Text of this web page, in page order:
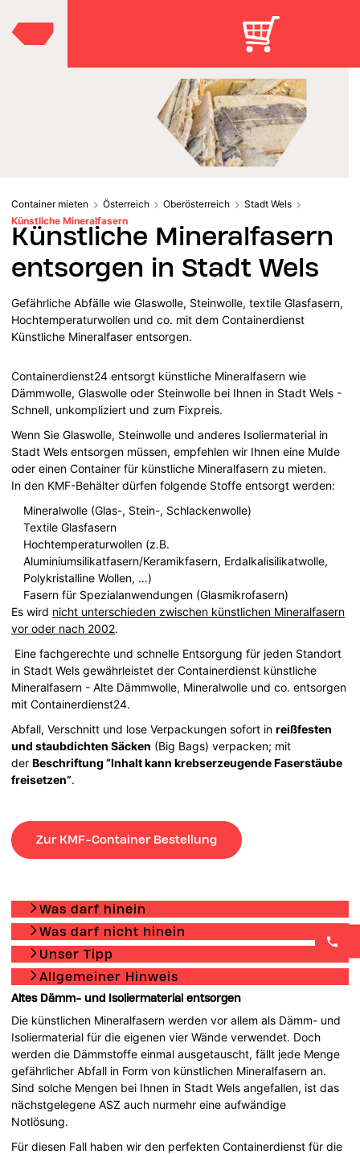
Container mieten Österreich Oberösterreich
Stadt Wels
Künstliche Mineralfasern
Künstliche Mineralfasern
entsorgen in Stadt Wels
Gefährliche Abfälle wie Glaswolle, Steinwolle, textile Glasfasern,
Hochtemperaturwollen und co. mit dem Containerdienst
Künstliche Mineralfaser entsorgen.
Containerdienst24 entsorgt künstliche Mineralfasern wie
Dämmwolle, Glaswolle oder Steinwolle bei Ihnen in Stadt Wels -
Schnell, unkompliziert und zum Fixpreis.
Wenn Sie Glaswolle, Steinwolle und anderes Isoliermaterial in
Stadt Wels entsorgen müssen, empfehlen wir Ihnen eine Mulde
oder einen Container für künstliche Mineralfasern zu mieten.
In den KMF-Behälter dürfen folgende Stoffe entsorgt werden:
Mineralwolle (Glas-, Stein-, Schlackenwolle)
Textile Glasfasern
Hochtemperaturwollen (z.B.
Aluminiumsilikatfasern/Keramikfasern, Erdalkalisilikatwolle,
Polykristalline Wollen, …)
Fasern für Spezialanwendungen (Glasmikrofasern)
Es wird nicht unterschieden zwischen künstlichen Mineralfasern
vor oder nach 2002.
Eine fachgerechte und schnelle Entsorgung für jeden Standort
in Stadt Wels gewährleistet der Containerdienst künstliche
Mineralfasern - Alte Dämmwolle, Mineralwolle und co. entsorgen
mit Containerdienst24.
Abfall, Verschnitt und lose Verpackungen sofort inreißfesten
und staubdichten Säcken (Big Bags) verpacken; mit
derBeschriftung “Inhalt kann krebserzeugende Faserstäube
freisetzen”.
Zur KMF-Container Bestellung
Was darf hinein
Was darf nicht hinein
Unser Tipp
Allgemeiner Hinweis
Altes Dämm- und Isoliermaterial entsorgen
Die künstlichen Mineralfasern werden vor allem als Dämm- und
Isoliermaterial für die eigenen vier Wände verwendet. Doch
werden die Dämmstoffe einmal ausgetauscht, fällt jede Menge
gefährlicher Abfall in Form von künstlichen Mineralfasern an.
Sind solche Mengen bei Ihnen in Stadt Wels angefallen, ist das
nächstgelegene ASZ auch nurmehr eine aufwändige
Notlösung.
Für diesen Fall haben wir den perfekten Containerdienst für die